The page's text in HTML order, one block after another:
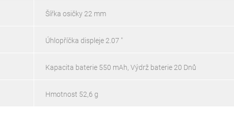
Šířka osičky 22 mm
Úhlopříčka displeje 2.07 "
Kapacita baterie 550 mAh, Výdrž baterie 20 Dnů
Hmotnost 52,6 g